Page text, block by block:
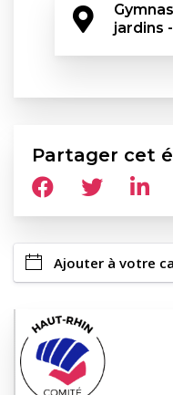
jardins
Partager cet
Ajouter à votre